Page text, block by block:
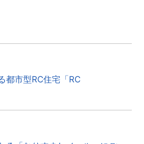
都市型RC住宅「RC